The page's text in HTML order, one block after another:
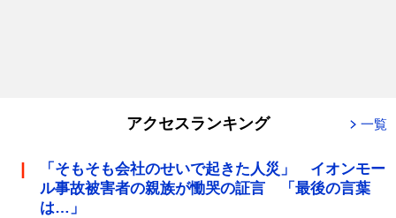
アクセスランキング 一覧
「そもそも会社のせいで起きた人災」 イオンモー
ル事故被害者の親族が慟哭の証言 「最後の言葉
は…」